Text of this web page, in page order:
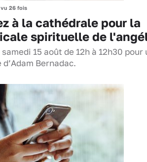
vu 26 fois
à la cathédrale pour la
spirituelle de
15 août de 12h à 12h30 pour
Bernadac.